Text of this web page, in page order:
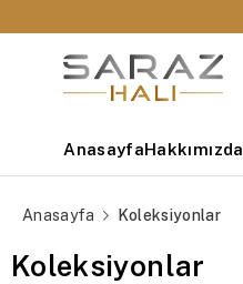
AnasayfaHakkımızda
Anasayfa Koleksiyonlar
Koleksiyonlar